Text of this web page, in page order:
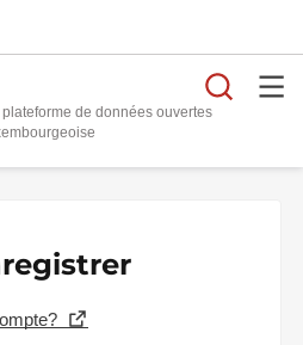
plateforme de données ouvertes